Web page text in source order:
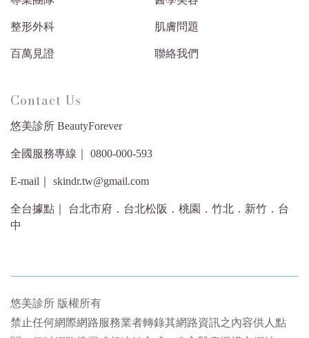
整形外科 肌膚問題
百萬見證 聯絡我們
Contact Us
悠美診所 BeautyForever
全國服務專線｜ 0800-000-593
E-mail｜ skindr.tw@gmail.com
全台據點｜ 台北市府．台北松阪．桃園．竹北．新竹．台
中
悠美診所 版權所有
禁止任何網際網路服務業者轉錄其網路資訊之內容供人點